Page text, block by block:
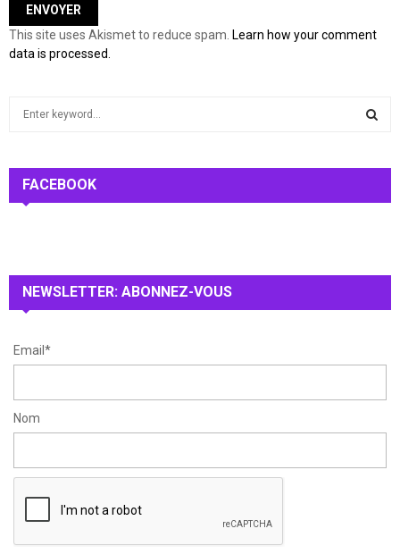
This site uses Akismet to reduce spam. Learn how your comment
data is processed.
:
FACEBOOK
NEWSLETTER: ABONNEZ-VOUS
Email*
Nom